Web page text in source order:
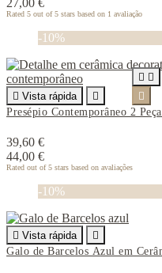
27,00 €
Rated 5 out of 5 stars based on 1 avaliação
-10%
 Vista rápida

Presépio Contemporâneo 2
39,60 €
44,00 €
Rated out of 5 stars based on avaliações
 

-10%
 Vista rápida

Galo de Barcelos Azul em